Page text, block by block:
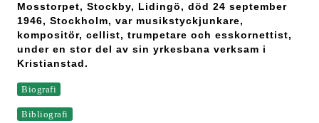
Mosstorpet, Stockby, Lidingö, död 24 september
1946, Stockholm, var musikstyckjunkare,
kompositör, cellist, trumpetare och esskornettist,
under en stor del av sin yrkesbana verksam i
Kristianstad.
Biografi
Bibliografi